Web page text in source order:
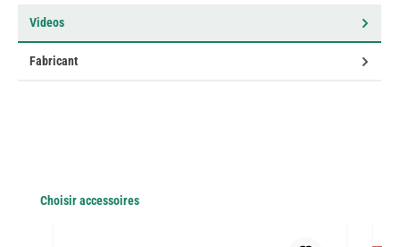
Videos
Fabricant
Ignorer la galerie de produits
Choisir accessoires